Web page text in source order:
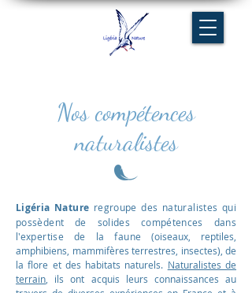
Nos compétences
naturalistes
Ligéria Nature regroupe des naturalistes qui
possèdent de solides compétences dans
l'expertise de la faune(oiseaux, reptiles,
amphibiens, mammifères terrestres, insectes), de
la flore et des habitats naturels. Naturalistes de
terrain , ils ont acquis leurs connaissances au